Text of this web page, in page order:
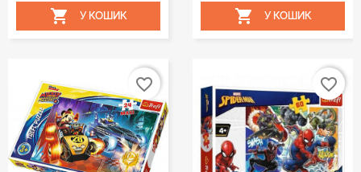
 У КОШИК  У КОШИК
favorite_border favorite_border